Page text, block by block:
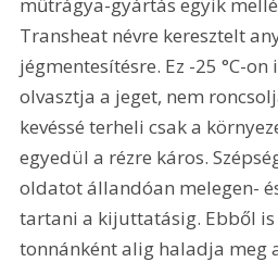
Transheat névre keresztelt
jégmentesítésre. Ez -25 °C-
olvasztja a jeget, nem
kevéssé terheli csak a
egyedül a rézre káros.
oldatot állandóan melegen-
tartani a kijuttatásig. Ebből is
tonnánként alig haladja meg